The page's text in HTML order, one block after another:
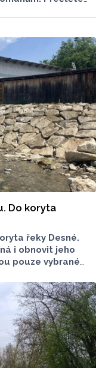
Do koryta
řeky Desné.
i obnovit jeho
pouze vybrané